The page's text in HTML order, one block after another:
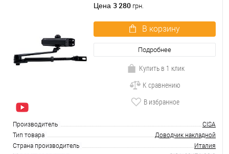
Цена 3 280 грн.
В корзину
Подробнее
Купить в 1 клик
К сравнению
В избранное
Производитель
CISA
Тип товара
Доводчик накладной
Страна производитель
Италия